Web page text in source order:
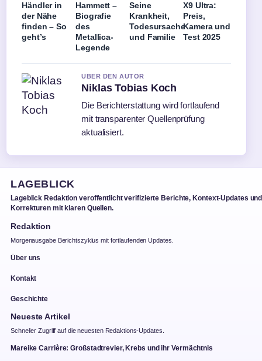
Händler in
der Nähe
finden – So
geht’s
Hammett –
Biografie
des
Metallica-
Legende
Seine
Krankheit,
Todesursache
und Familie
X9 Ultra:
Preis,
Kamera und
Test 2025
UBER DEN AUTOR
Niklas Tobias Koch
Die Berichterstattung wird fortlaufend
mit transparenter Quellenprüfung
aktualisiert.
LAGEBLICK
Lageblick Redaktion veroffentlicht verifizierte Berichte, Kontext-Updates und
Korrekturen mit klaren Quellen.
Redaktion
Morgenausgabe Berichtszyklus mit fortlaufenden Updates.
Über uns
Kontakt
Geschichte
Neueste Artikel
Schneller Zugriff auf die neuesten Redaktions-Updates.
Mareike Carrière: Großstadtrevier, Krebs und ihr Vermächtnis